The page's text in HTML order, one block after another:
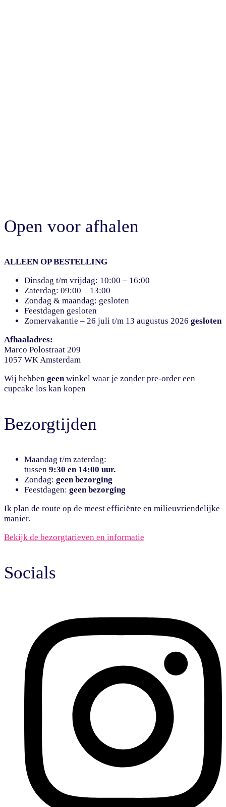
Open voor afhalen
ALLEEN OP BESTELLING
Dinsdag t/m vrijdag: 10:00 – 16:00
Zaterdag: 09:00 – 13:00
Zondag & maandag: gesloten
Feestdagen gesloten
Zomervakantie – 26 juli t/m 13 augustus 2026 gesloten
Afhaaladres:
Marco Polostraat 209
1057 WK Amsterdam
Wij hebben geen winkel waar je zonder pre-order een
cupcake los kan kopen
Bezorgtijden
Maandag t/m zaterdag:
tussen 9:30 en 14:00 uur.
Zondag: geen bezorging
Feestdagen: geen bezorging
Ik plan de route op de meest efficiënte en milieuvriendelijke
manier.
Bekijk de bezorgtarieven en informatie
Socials